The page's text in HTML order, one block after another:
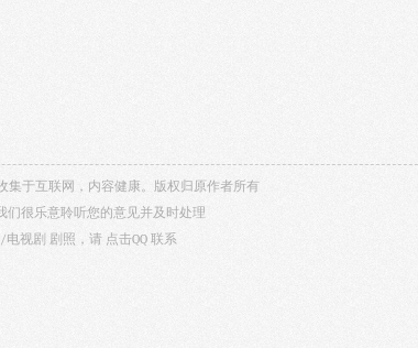
于互联网，内容健康。版权归原作者所有
们很乐意聆听您的意见并及时处理
视剧 剧照，请 点击QQ 联系